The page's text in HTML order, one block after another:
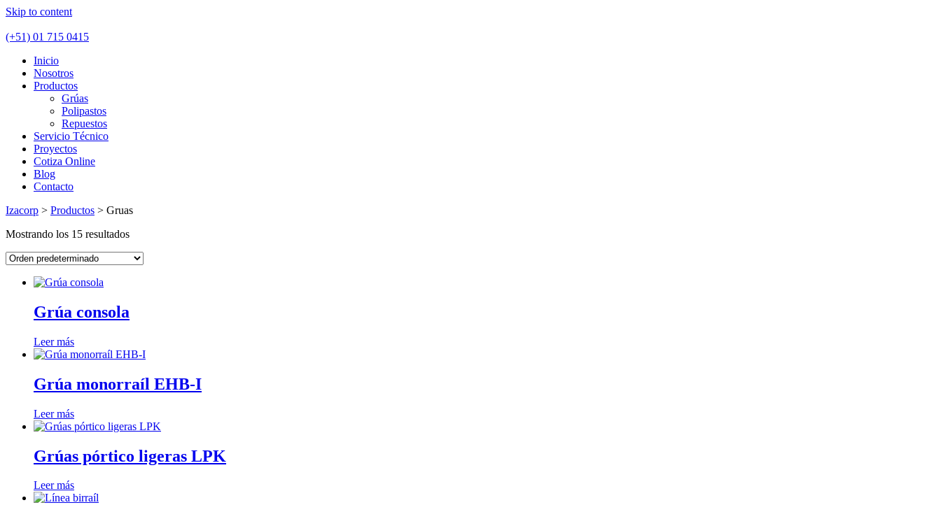
Skip to content
(+51) 01 715 0415
Inicio
Nosotros
Productos
Grúas
Polipastos
Repuestos
Servicio Técnico
Proyectos
Cotiza Online
Blog
Contacto
Izacorp > Productos > Gruas
Mostrando los 15 resultados
Grúa consola
Leer más
Grúa monorraíl EHB-I
Leer más
Grúas pórtico ligeras LPK
Leer más